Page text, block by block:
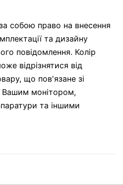
собою право на внесення
та дизайну
повідомлення. Колір
відрізнятися від
що пов'язане зі
Вашим монітором,
та іншими